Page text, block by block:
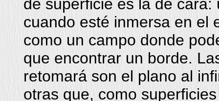
de superficie es la de
cuando esté inmersa en el
como un campo donde
que encontrar un borde.
retomará son el plano al
otras que, como